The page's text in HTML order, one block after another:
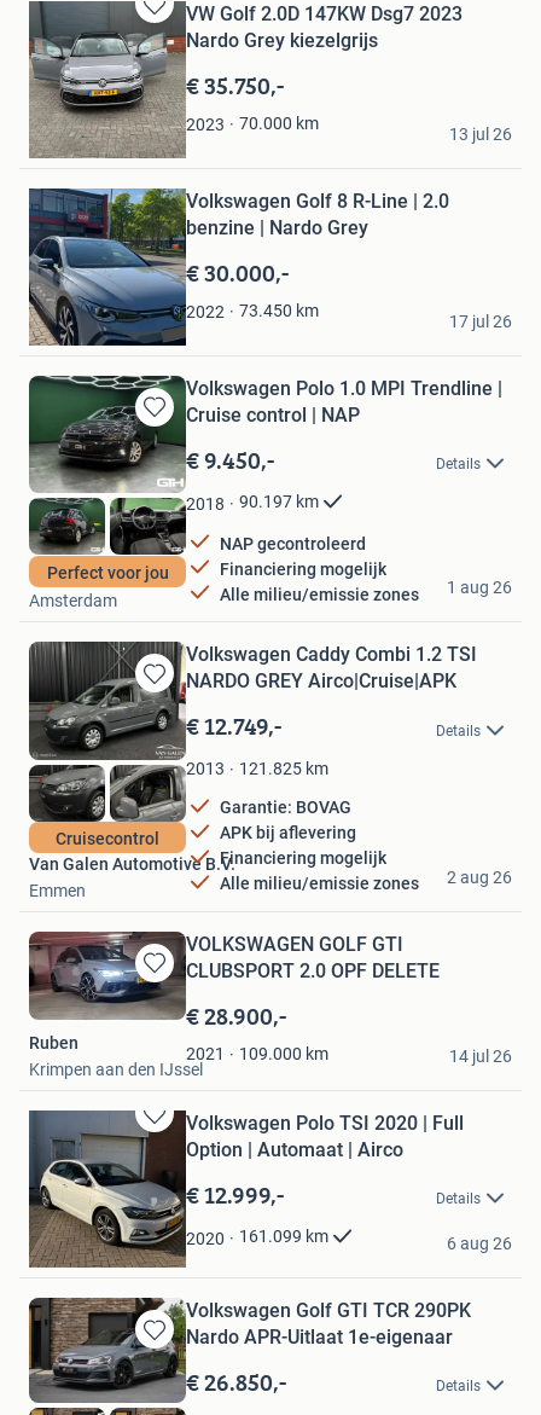
Bewaren
in
Mijn
Favorieten
VW Golf 2.0D 147KW Dsg7 2023
Nardo Grey kiezelgrijs
€ 35.750,-
2023 70.000 km
Ouafila
Vlaardingen
13 jul 26
in
Mijn
Favorieten
Volkswagen Golf 8 R-Line | 2.0
benzine | Nardo Grey
€ 30.000,-
2022 73.450 km
A.K.
Amsterdam
17 jul 26
Bewaren
in
Mijn
Favorieten
Perfect voor jou
Volkswagen Polo 1.0 MPI Trendline |
Cruise control | NAP
€ 9.450,- Details
2018 90.197 km
NAP gecontroleerd
Financiering mogelijk
Alle milieu/emissie zones
GTH Automotive
Amsterdam
1 aug 26
Bewaren
in
Mijn
Favorieten
Cruisecontrol
Volkswagen Caddy Combi 1.2 TSI
NARDO GREY Airco|Cruise|APK
€ 12.749,- Details
2013 121.825 km
Garantie: BOVAG
APK bij aflevering
Financiering mogelijk
Alle milieu/emissie zones
Van Galen Automotive B.V.
Emmen
2 aug 26
Bewaren
in
Favorieten
VOLKSWAGEN GOLF GTI
CLUBSPORT 2.0 OPF DELETE
€ 28.900,-
2021 109.000 km
Ruben
Krimpen aan den IJssel
14 jul 26
Bewaren
in
Mijn
Favorieten
Volkswagen Polo TSI 2020 | Full
Option | Automaat | Airco
€ 12.999,- Details
2020 161.099 km
Jason
Eindhoven
6 aug 26
Bewaren
in
Mijn
Volkswagen Golf GTI TCR 290PK
Nardo APR-Uitlaat 1e-eigenaar
€ 26.850,- Details